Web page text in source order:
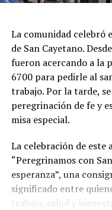
La comunidad celebró
de San Cayetano.
fueron acercando a la
6700 para pedirle al
trabajo. Por la tarde,
peregrinación de fe y
misa especial.
La celebración de este
“Peregrinamos con
esperanza”, una
significado entre
trabajo, salud y